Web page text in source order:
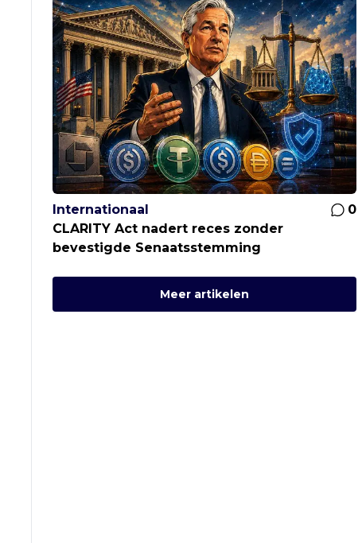
Internationaal
0
CLARITY Act nadert reces zonder
bevestigde Senaatsstemming
Meer artikelen